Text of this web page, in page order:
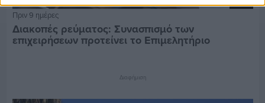
Πριν 9 ημέρες
Διακοπές ρεύματος: Συνασπισμό των
επιχειρήσεων προτείνει το Επιμελητήριο
Διαφήμιση